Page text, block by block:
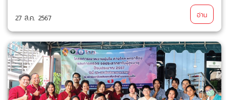
27 ส.ค. 2567 อ่าน